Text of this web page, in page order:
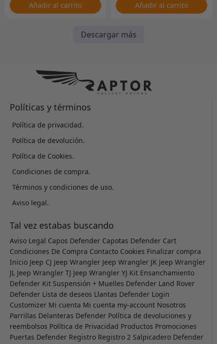
Añadir al carrito Añadir al carrito
Descargar más
Políticas y términos
Política de privacidad.
Política de devolución.
Política de Cookies.
Condiciones de compra.
Términos y condiciones de uso.
Aviso legal.
Tal vez estabas buscando
Aviso Legal Capos Defender Capotas Defender Cart
Condiciones De Compra Contacto Cookies Finalizar compra
Inicio Jeep CJ Jeep Wrangler Jeep Wrangler JK Jeep Wrangler
JL Jeep Wrangler TJ Jeep Wrangler YJ Kit Ensanchamiento
Defender Kit Suspensión + Muelles Defender Land Rover
Defender Lista de deseos Llantas Defender Login
Customizer Mi cuenta Mi cuenta my-account Nosotros
Parrillas Delanteras Defender Política de devoluciones y
reembolsos Política de Privacidad Productos Promociones
Puertas Defender Registro Registro 2 Salpicadero Defender